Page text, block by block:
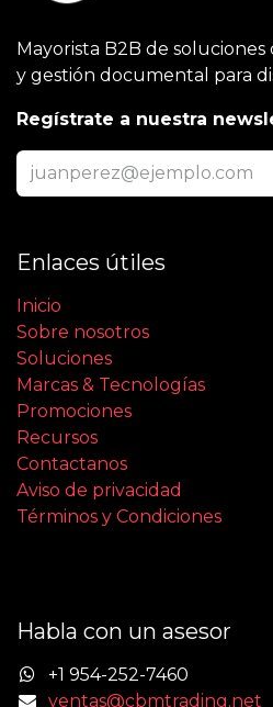
Mayorista B2B de
y gestión documental para
Regístrate a nuestra
Enlaces útiles
Inicio
Sobre nosotros
Soluciones
Marcas & Tecnologías
Promociones
Recursos
Contactanos
Aviso de privacidad
Términos y Condiciones
Habla con un asesor
+1 954-252-7460
ventas@cbmtrading.net